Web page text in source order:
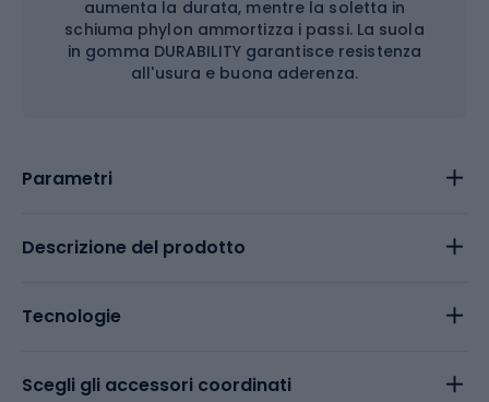
aumenta la durata, mentre la soletta in
schiuma phylon ammortizza i passi. La suola
in gomma DURABILITY garantisce resistenza
all'usura e buona aderenza.
Parametri
Descrizione del prodotto
Tecnologie
Scegli gli accessori coordinati